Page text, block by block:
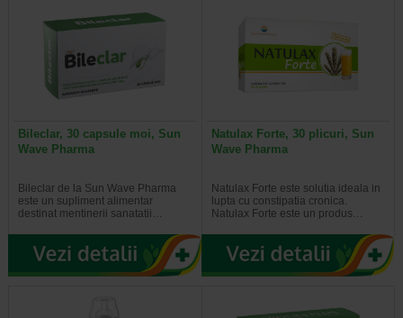
Bileclar, 30 capsule moi, Sun
Wave Pharma
Bileclar de la Sun Wave Pharma
este un supliment alimentar
destinat mentinerii sanatatii…
Natulax Forte, 30 plicuri, Sun
Wave Pharma
Natulax Forte este solutia ideala in
lupta cu constipatia cronica.
Natulax Forte este un produs…